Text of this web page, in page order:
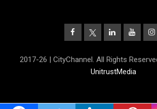
2017-26 | CityChannel. All Rights
UnitrustMedia